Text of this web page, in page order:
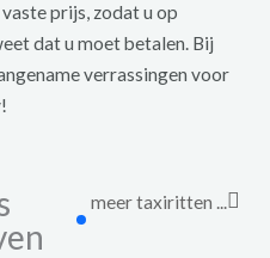
prijs, zodat u op
dat u moet betalen. Bij
verrassingen voor
meer taxiritten ...